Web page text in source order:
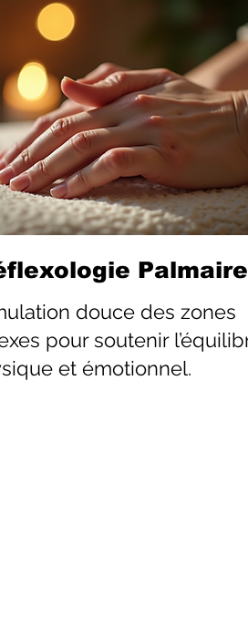
Palmaire
douce des zones
pour soutenir
et émotionnel.